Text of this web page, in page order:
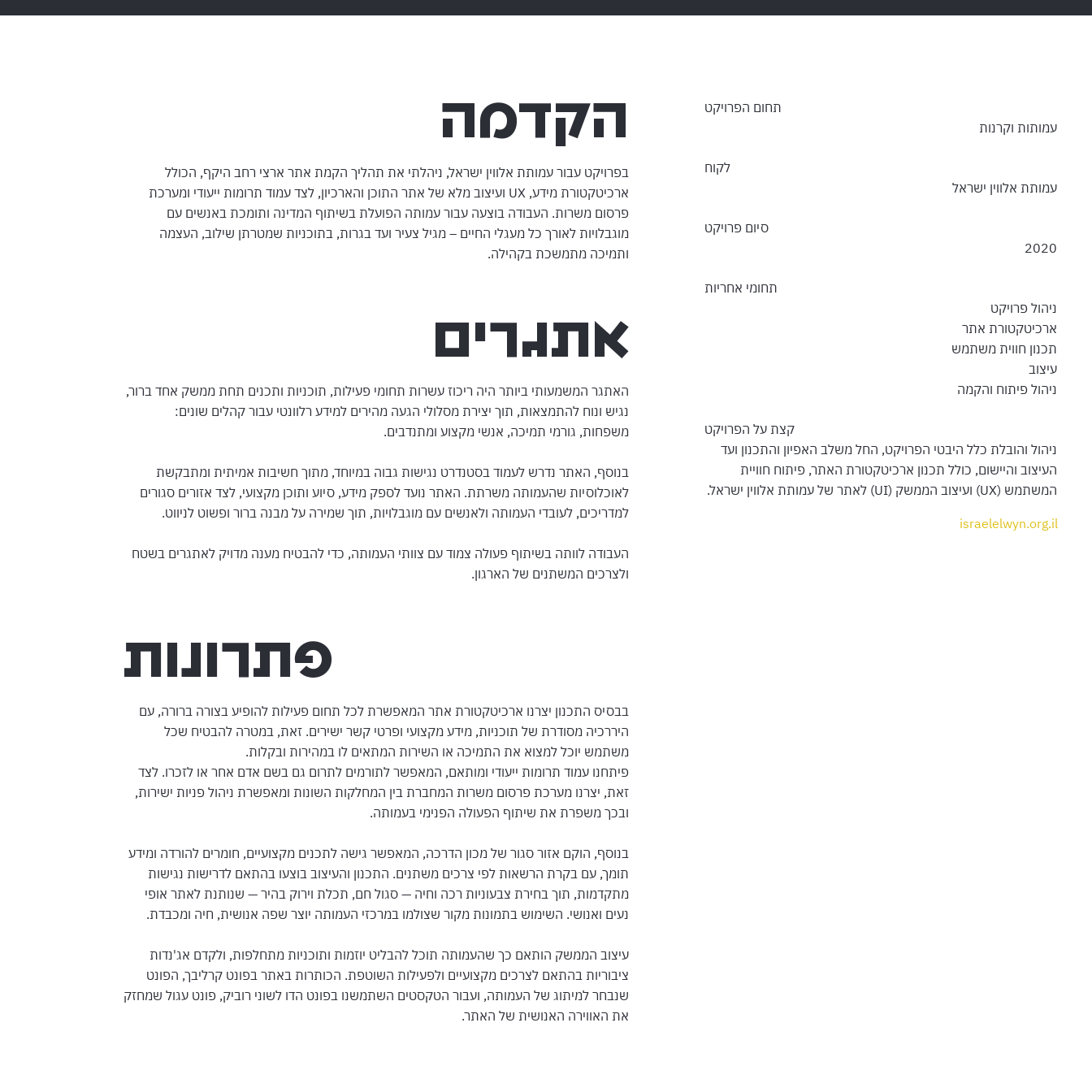
הקדמה
בפרויקט עבור עמותת אלווין ישראל, ניהלתי את תהליך הקמת אתר ארצי רחב היקף, הכולל
ארכיטקטורת מידע, UX ועיצוב מלא של אתר התוכן והארכיון, לצד עמוד תרומות ייעודי ומערכת
פרסום משרות. העבודה בוצעה עבור עמותה הפועלת בשיתוף המדינה ותומכת באנשים עם
מוגבלויות לאורך כל מעגלי החיים – מגיל צעיר ועד בגרות, בתוכניות שמטרתן שילוב, העצמה
ותמיכה מתמשכת בקהילה.
תחום הפרויקט
עמותות וקרנות
לקוח
עמותת אלווין ישראל
סיום פרויקט
2020
תחומי אחריות
ניהול פרויקט
ארכיטקטורת אתר
תכנון חווית משתמש
עיצוב
ניהול פיתוח והקמה
קצת על הפרויקט
ניהול והובלת כלל היבטי הפרויקט, החל משלב האפיון והתכנון ועד
העיצוב והיישום, כולל תכנון ארכיטקטורת האתר, פיתוח חוויית
המשתמש (UX) ועיצוב הממשק (UI) לאתר של עמותת אלווין ישראל.
israelelwyn.org.il
אתגרים
האתגר המשמעותי ביותר היה ריכוז עשרות תחומי פעילות, תוכניות ותכנים תחת ממשק אחד ברור,
נגיש ונוח להתמצאות, תוך יצירת מסלולי הגעה מהירים למידע רלוונטי עבור קהלים שונים:
משפחות, גורמי תמיכה, אנשי מקצוע ומתנדבים.
בנוסף, האתר נדרש לעמוד בסטנדרט נגישות גבוה במיוחד, מתוך חשיבות אמיתית ומתבקשת
לאוכלוסיות שהעמותה משרתת. האתר נועד לספק מידע, סיוע ותוכן מקצועי, לצד אזורים סגורים
למדריכים, לעובדי העמותה ולאנשים עם מוגבלויות, תוך שמירה על מבנה ברור ופשוט לניווט.
העבודה לוותה בשיתוף פעולה צמוד עם צוותי העמותה, כדי להבטיח מענה מדויק לאתגרים בשטח
ולצרכים המשתנים של הארגון.
פתרונות
בבסיס התכנון יצרנו ארכיטקטורת אתר המאפשרת לכל תחום פעילות להופיע בצורה ברורה, עם
היררכיה מסודרת של תוכניות, מידע מקצועי ופרטי קשר ישירים. זאת, במטרה להבטיח שכל
משתמש יוכל למצוא את התמיכה או השירות המתאים לו במהירות ובקלות.
פיתחנו עמוד תרומות ייעודי ומותאם, המאפשר לתורמים לתרום גם בשם אדם אחר או לזכרו. לצד
זאת, יצרנו מערכת פרסום משרות המחברת בין המחלקות השונות ומאפשרת ניהול פניות ישירות,
ובכך משפרת את שיתוף הפעולה הפנימי בעמותה.
בנוסף, הוקם אזור סגור של מכון הדרכה, המאפשר גישה לתכנים מקצועיים, חומרים להורדה ומידע
תומך, עם בקרת הרשאות לפי צרכים משתנים. התכנון והעיצוב בוצעו בהתאם לדרישות נגישות
מתקדמות, תוך בחירת צבעוניות רכה וחיה — סגול חם, תכלת וירוק בהיר — שנותנת לאתר אופי
נעים ואנושי. השימוש בתמונות מקור שצולמו במרכזי העמותה יוצר שפה אנושית, חיה ומכבדת.
עיצוב הממשק הותאם כך שהעמותה תוכל להבליט יוזמות ותוכניות מתחלפות, ולקדם אג'נדות
ציבוריות בהתאם לצרכים מקצועיים ולפעילות השוטפת. הכותרות באתר בפונט קרליבך, הפונט
שנבחר למיתוג של העמותה, ועבור הטקסטים השתמשנו בפונט הדו לשוני רוביק, פונט עגול שמחזק
את האווירה האנושית של האתר.